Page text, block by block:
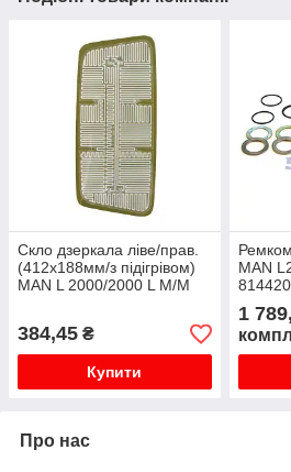
Скло дзеркала ліве/прав.
(412х188мм/з підігрівом)
MAN L 2000/2000 L M/M
384,45 ₴
Купити
MAN
1
Про нас